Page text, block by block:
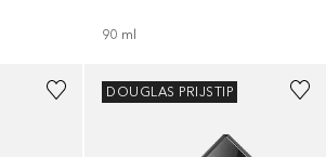
90 ml
DOUGLAS PRIJSTIP